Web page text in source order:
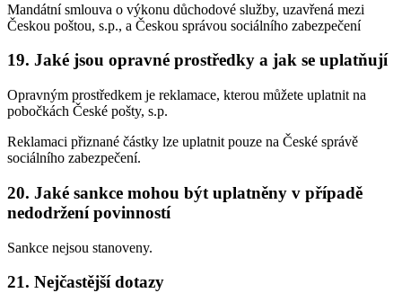
Mandátní smlouva o výkonu důchodové služby, uzavřená mezi
Českou poštou, s.p., a Českou správou sociálního zabezpečení
19. Jaké jsou opravné prostředky a jak se uplatňují
Opravným prostředkem je reklamace, kterou můžete uplatnit na
pobočkách České pošty, s.p.
Reklamaci přiznané částky lze uplatnit pouze na České správě
sociálního zabezpečení.
20. Jaké sankce mohou být uplatněny v případě
nedodržení povinností
Sankce nejsou stanoveny.
21. Nejčastější dotazy